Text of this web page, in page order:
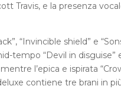
Travis, e la presenza
“Invincible shield” e
tempo “Devil in disguise”
l’epica e ispirata
contiene tre brani in